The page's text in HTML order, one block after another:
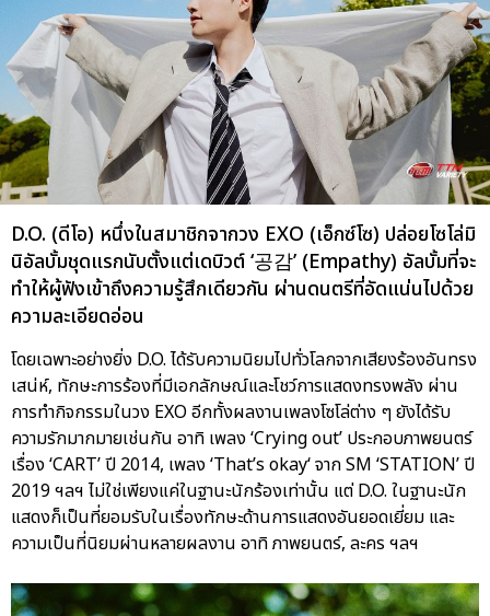
D.O. (ดีโอ) หนึ่งในสมาชิกจากวง EXO (เอ็กซ์โซ) ปล่อยโซโล่มิ
นิอัลบั้มชุดแรกนับตั้งแต่เดบิวต์ ‘공감’ (Empathy) อัลบั้มที่จะ
ทำให้ผู้ฟังเข้าถึงความรู้สึกเดียวกัน ผ่านดนตรีที่อัดแน่นไปด้วย
ความละเอียดอ่อน
โดยเฉพาะอย่างยิ่ง D.O. ได้รับความนิยมไปทั่วโลกจากเสียงร้องอันทรง
เสน่ห์, ทักษะการร้องที่มีเอกลักษณ์และโชว์การแสดงทรงพลัง ผ่าน
การทำกิจกรรมในวง EXO อีกทั้งผลงานเพลงโซโล่ต่าง ๆ ยังได้รับ
ความรักมากมายเช่นกัน อาทิ เพลง ‘Crying out’ ประกอบภาพยนตร์
เรื่อง ‘CART’ ปี 2014, เพลง ‘That’s okay‘ จาก SM ‘STATION’ ปี
2019 ฯลฯ ไม่ใช่เพียงแค่ในฐานะนักร้องเท่านั้น แต่ D.O. ในฐานะนัก
แสดงก็เป็นที่ยอมรับในเรื่องทักษะด้านการแสดงอันยอดเยี่ยม และ
ความเป็นที่นิยมผ่านหลายผลงาน อาทิ ภาพยนตร์, ละคร ฯลฯ